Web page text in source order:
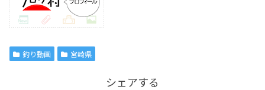
釣り動画 宮崎県
シェアする